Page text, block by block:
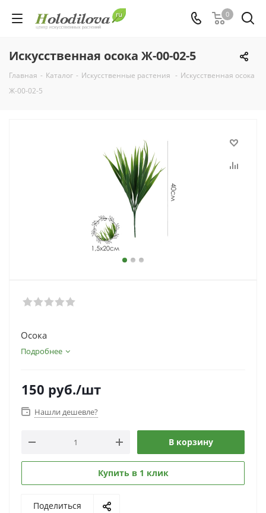
0
Искусственная осока Ж-00-02-5
Главная - Каталог - Искусственные растения - Искусственная осока
Ж-00-02-5
Осока
Подробнее
150 руб./шт
Нашли дешевле?
В корзину
Купить в 1 клик
Поделиться